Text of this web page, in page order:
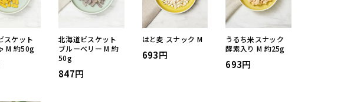
スケット
M 約50g
北海道ビスケット
ブルーベリー M 約
50g
847
はと麦 スナック M
693
うるち米スナック
酵素入り M 約25g
693